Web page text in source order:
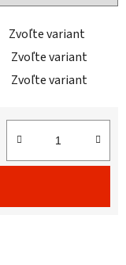
Zvoľte variant
Zvoľte variant
Zvoľte variant